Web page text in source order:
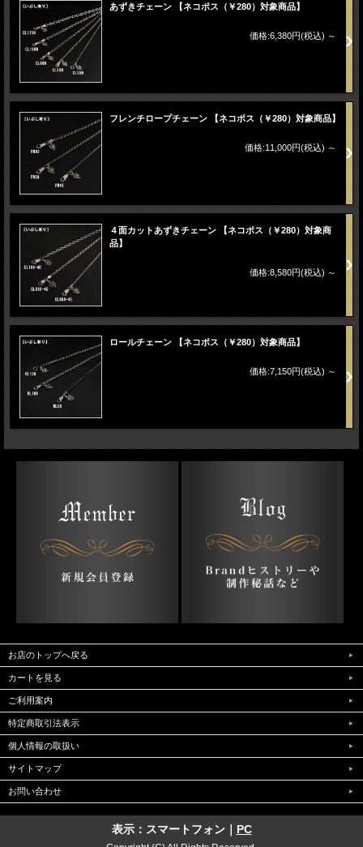
あずきチェーン 【ネコポス（￥280）対象商品】
価格:6,380円(税込) ～
フレンチロープチェーン 【ネコポス（￥280）対象商品】
価格:11,000円(税込) ～
４面カットあずきチェーン 【ネコポス（￥280）対象商
品】
価格:8,580円(税込) ～
ロールチェーン 【ネコポス（￥280）対象商品】
価格:7,150円(税込) ～
お店のトップへ戻る
カートを見る
ご利用案内
特定商取引法表示
個人情報の取扱い
サイトマップ
お問い合わせ
表示：スマートフォン｜ PC